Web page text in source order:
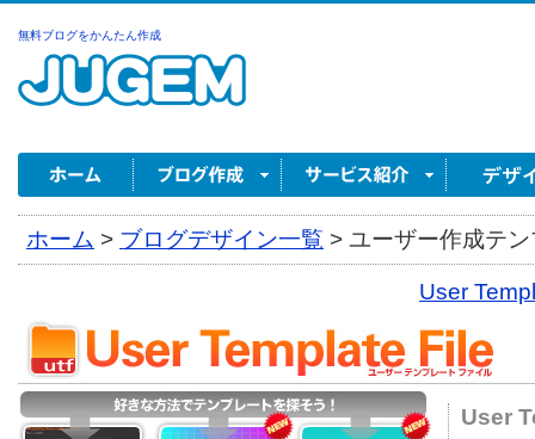
無料ブログをかんたん作成
ホーム > ブログデザイン一覧 > ユーザー作成テ
User
User